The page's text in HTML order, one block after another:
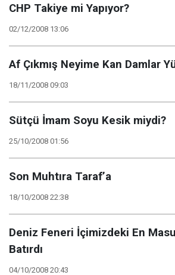
CHP Takiye mi Yapıyor?
02/12/2008 13:06
Af Çıkmış Neyime Kan Damlar
18/11/2008 09:03
Sütçü İmam Soyu Kesik miydi?
25/10/2008 01:56
Son Muhtıra Taraf’a
18/10/2008 22:38
Deniz Feneri İçimizdeki En
Batırdı
04/10/2008 20:43